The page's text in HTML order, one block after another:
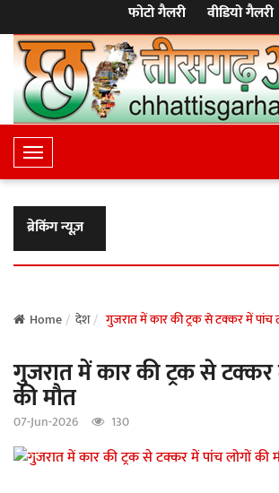
फोटो गैलरी वीडियो गैलरी
T
o
g
g
l
e
a
i
g
a
i
ब्रेकिंग न्यूज़
Home देश गुजरात में कार की ट्रक से टक्कर में पांच
गुजरात में कार की ट्रक से टक्कर
की मौत
07-Jun-2026 130